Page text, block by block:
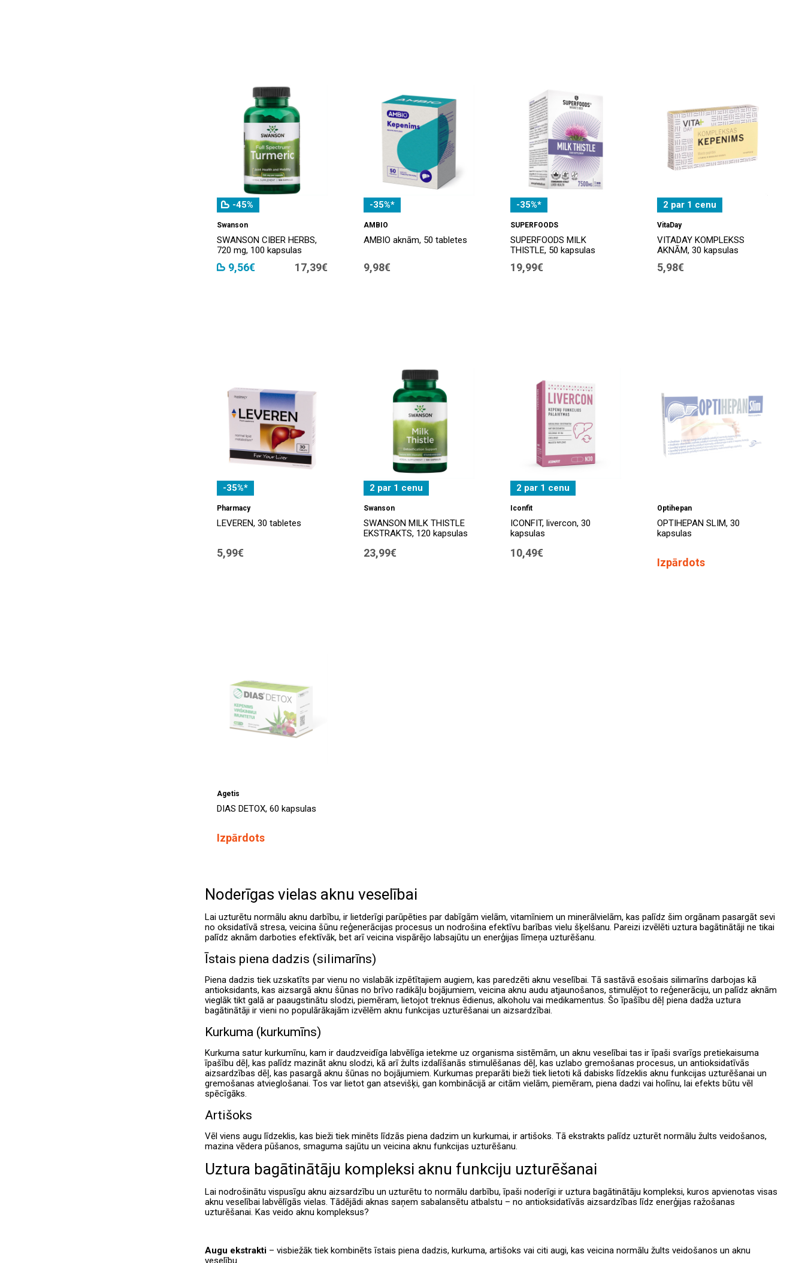
-45%
Swanson
SWANSON CIBER HERBS,
720 mg, 100 kapsulas
9,56€ 17,39€
-35%*
AMBIO
AMBIO aknām, 50 tabletes
9,98€
-35%*
SUPERFOODS
SUPERFOODS MILK
THISTLE, 50 kapsulas
19,99€
2 par 1 cenu
VitaDay
VITADAY KOMPLEKSS
AKNĀM, 30 kapsulas
5,98€
-35%*
Pharmacy
LEVEREN, 30 tabletes
5,99€
2 par 1 cenu
Swanson
SWANSON MILK THISTLE
EKSTRAKTS, 120 kapsulas
23,99€
2 par 1 cenu
Iconfit
ICONFIT, livercon, 30
kapsulas
10,49€
Optihepan
OPTIHEPAN SLIM, 30
kapsulas
Izpārdots
Agetis
DIAS DETOX, 60 kapsulas
Izpārdots
Noderīgas vielas aknu veselībai
Lai uzturētu normālu aknu darbību, ir lietderīgi parūpēties par dabīgām vielām, vitamīniem un minerālvielām, kas palīdz šim orgānam pasargāt sevi
no oksidatīvā stresa, veicina šūnu reģenerācijas procesus un nodrošina efektīvu barības vielu šķelšanu. Pareizi izvēlēti uztura bagātinātāji ne tikai
palīdz aknām darboties efektīvāk, bet arī veicina vispārējo labsajūtu un enerģijas līmeņa uzturēšanu.
Īstais piena dadzis (silimarīns)
Piena dadzis tiek uzskatīts par vienu no vislabāk izpētītajiem augiem, kas paredzēti aknu veselībai. Tā sastāvā esošais silimarīns darbojas kā
antioksidants, kas aizsargā aknu šūnas no brīvo radikāļu bojājumiem, veicina aknu audu atjaunošanos, stimulējot to reģenerāciju, un palīdz aknām
vieglāk tikt galā ar paaugstinātu slodzi, piemēram, lietojot treknus ēdienus, alkoholu vai medikamentus. Šo īpašību dēļ piena dadža uztura
bagātinātāji ir vieni no populārākajām izvēlēm aknu funkcijas uzturēšanai un aizsardzībai.
Kurkuma (kurkumīns)
Kurkuma satur kurkumīnu, kam ir daudzveidīga labvēlīga ietekme uz organisma sistēmām, un aknu veselībai tas ir īpaši svarīgs pretiekaisuma
īpašību dēļ, kas palīdz mazināt aknu slodzi, kā arī žults izdalīšanās stimulēšanas dēļ, kas uzlabo gremošanas procesus, un antioksidatīvās
aizsardzības dēļ, kas pasargā aknu šūnas no bojājumiem. Kurkumas preparāti bieži tiek lietoti kā dabisks līdzeklis aknu funkcijas uzturēšanai un
gremošanas atvieglošanai. Tos var lietot gan atsevišķi, gan kombinācijā ar citām vielām, piemēram, piena dadzi vai holīnu, lai efekts būtu vēl
spēcīgāks.
Artišoks
Vēl viens augu līdzeklis, kas bieži tiek minēts līdzās piena dadzim un kurkumai, ir artišoks. Tā ekstrakts palīdz uzturēt normālu žults veidošanos,
mazina vēdera pūšanos, smaguma sajūtu un veicina aknu funkcijas uzturēšanu.
Uztura bagātinātāju kompleksi aknu funkciju uzturēšanai
Lai nodrošinātu vispusīgu aknu aizsardzību un uzturētu to normālu darbību, īpaši noderīgi ir uztura bagātinātāju kompleksi, kuros apvienotas visas
aknu veselībai labvēlīgās vielas. Tādējādi aknas saņem sabalansētu atbalstu – no antioksidatīvās aizsardzības līdz enerģijas ražošanas
uzturēšanai. Kas veido aknu kompleksus?
Augu ekstrakti – visbiežāk tiek kombinēts īstais piena dadzis, kurkuma, artišoks vai citi augi, kas veicina normālu žults veidošanos un aknu
veselību.